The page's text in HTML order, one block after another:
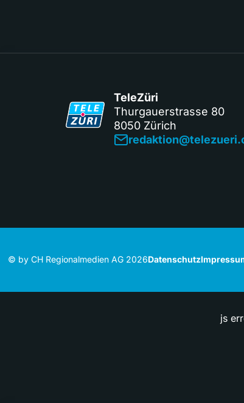
TeleZüri
Thurgauerstrasse 80
8050 Zürich
© by CH Regionalmedien AG 2026Datenschutz
js